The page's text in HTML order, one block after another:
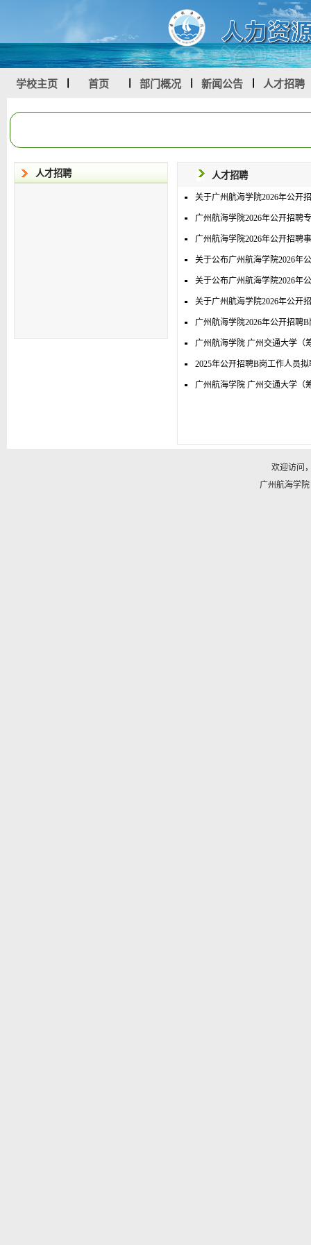
学校主页 首页 部门概况 新闻公告 人才招聘
人才招聘
关于广州航海学院2026年公开
广州航海学院2026年公开招聘
广州航海学院2026年公开招聘
关于公布广州航海学院2026年
关于公布广州航海学院2026年
关于广州航海学院2026年公开
广州航海学院2026年公开招聘
广州航海学院 广州交通大学（
2025年公开招聘B岗工作人员
广州航海学院 广州交通大学（
人才招聘
欢迎访问
广州航海学